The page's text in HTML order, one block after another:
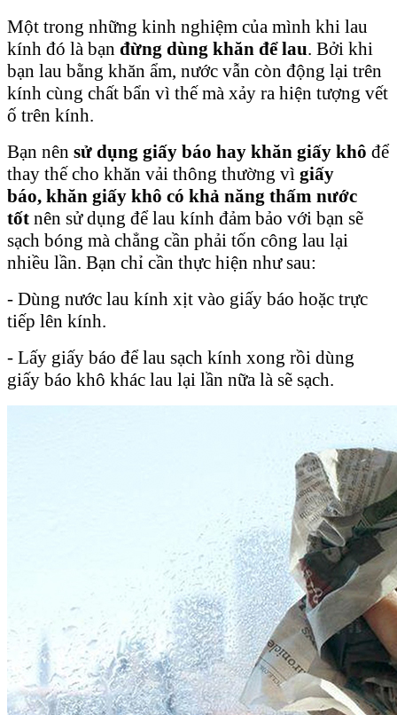
Một trong những kinh nghiệm của mình khi lau
kính đó là bạn đừng dùng khăn để lau. Bởi khi
bạn lau bằng khăn ẩm, nước vẫn còn động lại trên
kính cùng chất bẩn vì thế mà xảy ra hiện tượng vết
ố trên kính.
Bạn nên sử dụng giấy báo hay khăn giấy khô để
thay thế cho khăn vải thông thường vì giấy
báo, khăn giấy khô có khả năng thấm nước
tốt nên sử dụng để lau kính đảm bảo với bạn sẽ
sạch bóng mà chẳng cần phải tốn công lau lại
nhiều lần. Bạn chỉ cần thực hiện như sau:
- Dùng nước lau kính xịt vào giấy báo hoặc trực
tiếp lên kính.
- Lấy giấy báo để lau sạch kính xong rồi dùng
giấy báo khô khác lau lại lần nữa là sẽ sạch.